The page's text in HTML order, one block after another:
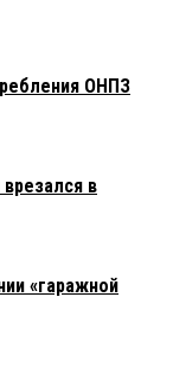
ОНПЗ
в
«гаражной